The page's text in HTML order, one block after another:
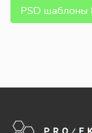
PSD шаблоны